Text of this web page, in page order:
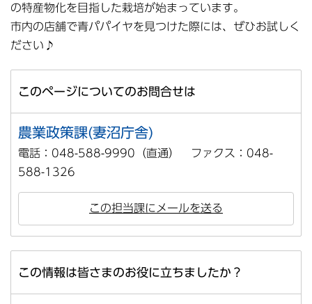
の特産物化を目指した栽培が始まっています。
市内の店舗で青パパイヤを見つけた際には、ぜひお試しく
ださい♪
このページについてのお問合せは
農業政策課(妻沼庁舎)
電話：048-588-9990（直通） ファクス：048-
588-1326
この担当課にメールを送る
この情報は皆さまのお役に立ちましたか？